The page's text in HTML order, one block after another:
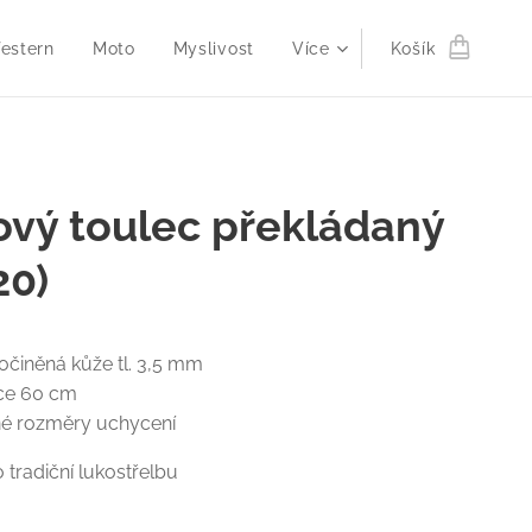
Moto Myslivost Více Košík
toulec překládaný
kůže tl. 3,5 mm
60 cm
rozměry uchycení
tradiční lukostřelbu